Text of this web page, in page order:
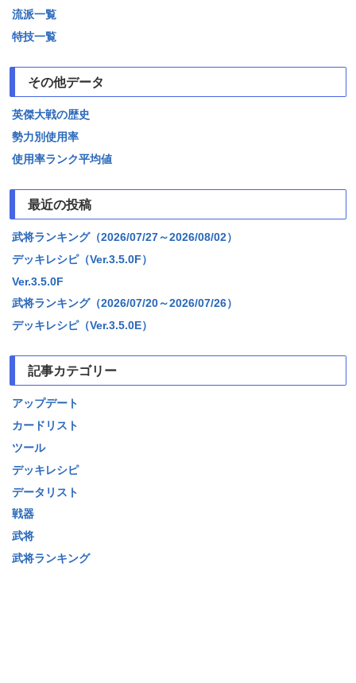
流派一覧
特技一覧
その他データ
英傑大戦の歴史
勢力別使用率
使用率ランク平均値
最近の投稿
武将ランキング（2026/07/27～2026/08/02）
デッキレシピ（Ver.3.5.0F）
Ver.3.5.0F
武将ランキング（2026/07/20～2026/07/26）
デッキレシピ（Ver.3.5.0E）
記事カテゴリー
アップデート
カードリスト
ツール
デッキレシピ
データリスト
戦器
武将
武将ランキング